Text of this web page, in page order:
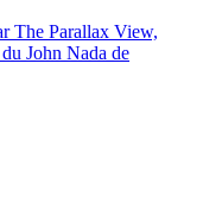
The Parallax View,
John Nada de